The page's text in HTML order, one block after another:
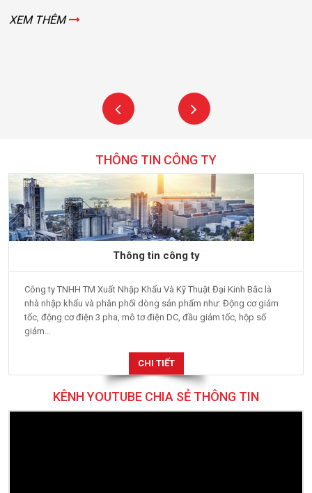
THÔNG TIN CÔNG TY
Thông tin công ty
Công ty TNHH TM Xuất Nhập Khẩu Và Kỹ Thuật Đại Kinh Bắc là
nhà nhập khẩu và phân phối dòng sản phẩm như: Động cơ giảm
tốc, động cơ điện 3 pha, mô tơ điện DC, đầu giảm tốc, hộp số
giảm...
CHI TIẾT
KÊNH YOUTUBE CHIA SẺ THÔNG TIN